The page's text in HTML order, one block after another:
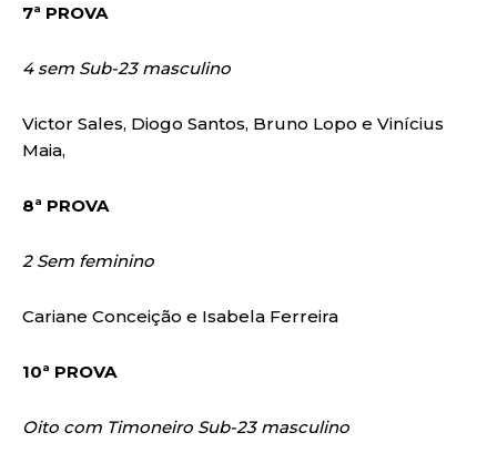
7ª PROVA
4 sem Sub-23 masculino
Victor Sales, Diogo Santos, Bruno Lopo e Vinícius
Maia,
8ª PROVA
2 Sem feminino
Cariane Conceição e Isabela Ferreira
10ª PROVA
Oito com Timoneiro Sub-23 masculino